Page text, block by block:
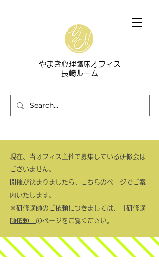
​やまき心理臨床オフィス
長崎ルーム
現在、当オフィス主催で募集している研修会は
ございません。
開催が決まりましたら、こちらのページでご案
内いたします。
​※研修講師のご依頼につきましては、
「研修講
師依頼」 のページをご覧ください。